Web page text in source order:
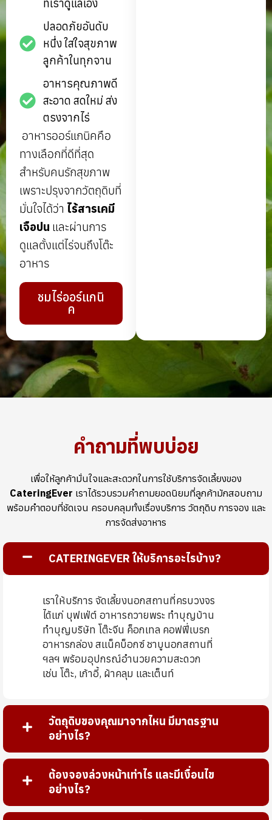
ที่เราดูแลเอง
ปลอดภัยอันดับ
หนึ่ง ใส่ใจสุขภาพ
ลูกค้าในทุกจาน
อาหารคุณภาพดี
สะอาด สดใหม่ ส่ง
ตรงจากไร่
อาหารออร์แกนิคคือ
ทางเลือกที่ดีที่สุด
สำหรับคนรักสุขภาพ
เพราะปรุงจากวัตถุดิบที่
มั่นใจได้ว่า ไร้สารเคมี
เจือปน และผ่านการ
ดูแลตั้งแต่ไร่จนถึงโต๊ะ
อาหาร
ชมไร่ออร์แกนิ
ค
คำถามที่พบบ่อย
เพื่อให้ลูกค้ามั่นใจและสะดวกในการใช้บริการจัดเลี้ยงของ
CateringEver เราได้รวบรวมคำถามยอดนิยมที่ลูกค้ามักสอบถาม
พร้อมคำตอบที่ชัดเจน ครอบคลุมทั้งเรื่องบริการ วัตถุดิบ การจอง และ
การจัดส่งอาหาร
CATERINGEVER ให้บริการอะไรบ้าง?
เราให้บริการ จัดเลี้ยงนอกสถานที่ครบวงจร
ได้แก่ บุฟเฟ่ต์ อาหารถวายพระ ทำบุญบ้าน
ทำบุญบริษัท โต๊ะจีน ค็อกเทล คอฟฟี่เบรก
อาหารกล่อง สแน็คบ็อกซ์ ชาบูนอกสถานที่
ฯลฯ พร้อมอุปกรณ์อำนวยความสะดวก
เช่น โต๊ะ, เก้าอี้, ผ้าคลุม และเต็นท์
วัตถุดิบของคุณมาจากไหน มีมาตรฐาน
อย่างไร?
ต้องจองล่วงหน้าเท่าไร และมีเงื่อนไข
อย่างไร?